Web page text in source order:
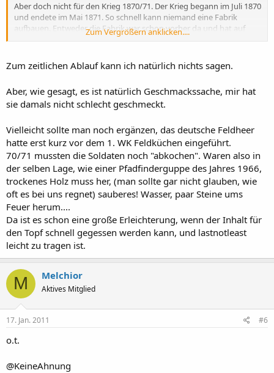
Aber doch nicht für den Krieg 1870/71. Der Krieg begann im Juli 1870
und endete im Mai 1871. So schnell kann niemand eine Fabrik
aufbauen. Entweder die Fabrik war schon vorher da und hat auf
Vorrat produziert, oder der Krieg war der Anlaß zur Gründung
Im übrigen bedauere ich die Soldaten, die so etwas essen mußten.
Zum Vergrößern anklicken....
Zum zeitlichen Ablauf kann ich natürlich nichts sagen.
Aber, wie gesagt, es ist natürlich Geschmackssache, mir hat
sie damals nicht schlecht geschmeckt.
Vielleicht sollte man noch ergänzen, das deutsche Feldheer
hatte erst kurz vor dem 1. WK Feldküchen eingeführt.
70/71 mussten die Soldaten noch "abkochen". Waren also in
der selben Lage, wie einer Pfadfinderguppe des Jahres 1966,
trockenes Holz muss her, (man sollte gar nicht glauben, wie
oft es bei uns regnet) sauberes! Wasser, paar Steine ums
Feuer herum....
Da ist es schon eine große Erleichterung, wenn der Inhalt für
den Topf schnell gegessen werden kann, und lastnotleast
leicht zu tragen ist.
M Melchior
Aktives Mitglied
17. Jan. 2011 #6
o.t.
@KeineAhnung